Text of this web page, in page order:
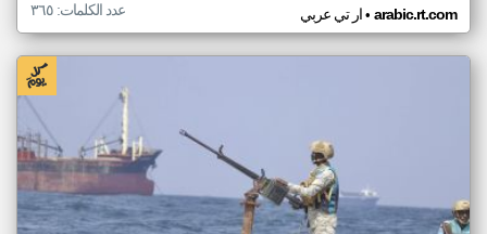
ار تي عربي• arabic.rt.com عدد الكلمات: ٣٦٥